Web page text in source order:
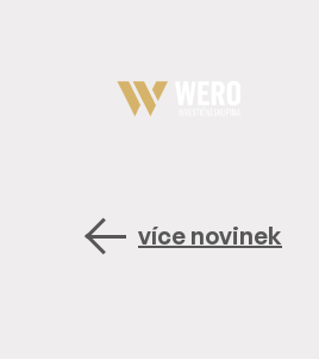
více novinek